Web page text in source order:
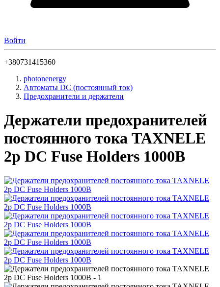
Войти
+380731415360
photonenergy
Автоматы DC (постоянный ток)
Предохранители и держатели
Держатели предохранителей
постоянного тока TAXNELE
2p DC Fuse Holders 1000В